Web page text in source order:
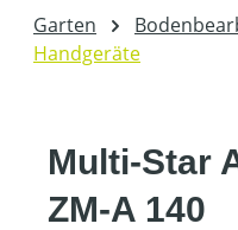
Garten
Handgeräte
Multi-Star
ZM-A 140